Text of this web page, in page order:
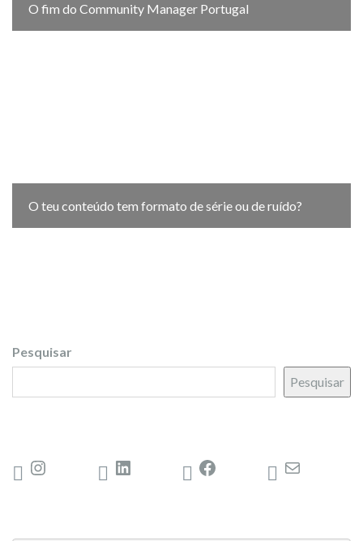
O fim do Community Manager Portugal
O teu conteúdo tem formato de série ou de ruído?
Pesquisar
Pesquisar